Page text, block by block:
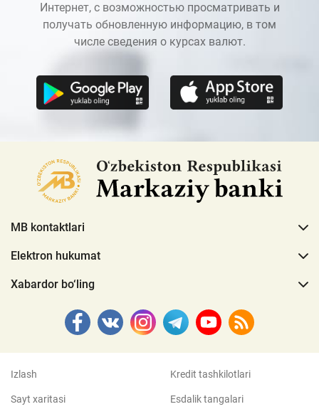
Интернет, с возможностью просматривать и
получать обновленную информацию, в том
числе сведения о курсах валют.
MB kontaktlari
Elektron hukumat
Xabardor bo‘ling
Izlash
Sayt xaritasi
Kredit tashkilotlari
Esdalik tangalari